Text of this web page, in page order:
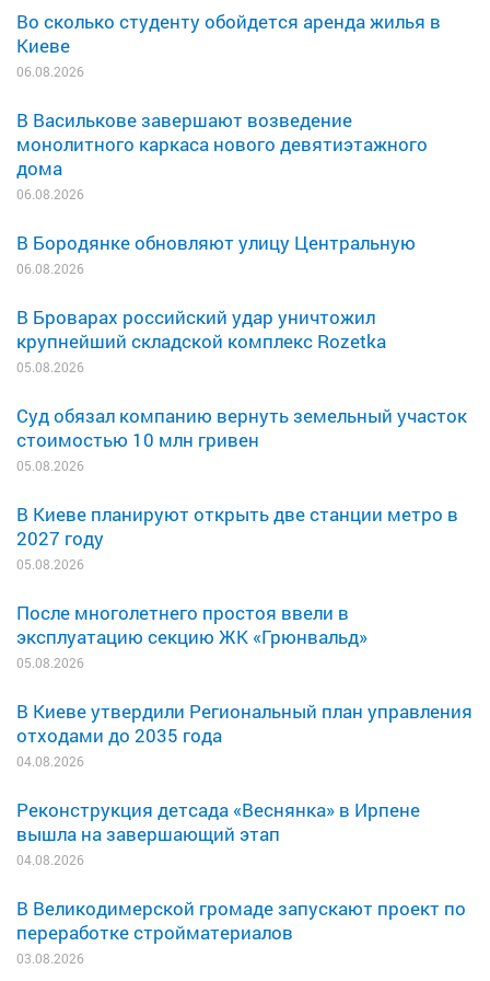
Во сколько студенту обойдется аренда жилья в
Киеве
06.08.2026
В Василькове завершают возведение
монолитного каркаса нового девятиэтажного
дома
06.08.2026
В Бородянке обновляют улицу Центральную
06.08.2026
В Броварах российский удар уничтожил
крупнейший складской комплекс Rozetka
05.08.2026
Суд обязал компанию вернуть земельный участок
стоимостью 10 млн гривен
05.08.2026
В Киеве планируют открыть две станции метро в
2027 году
05.08.2026
После многолетнего простоя ввели в
эксплуатацию секцию ЖК «Грюнвальд»
05.08.2026
В Киеве утвердили Региональный план управления
отходами до 2035 года
04.08.2026
Реконструкция детсада «Веснянка» в Ирпене
вышла на завершающий этап
04.08.2026
В Великодимерской громаде запускают проект по
переработке стройматериалов
03.08.2026